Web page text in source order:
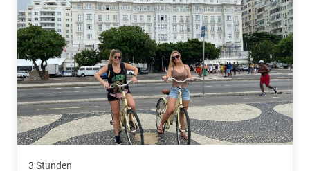
3 Stunden